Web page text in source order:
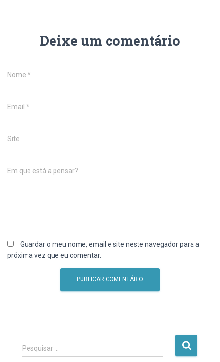
Deixe um comentário
Nome *
Email *
Site
Em que está a pensar?
Guardar o meu nome, email e site neste navegador para a
próxima vez que eu comentar.
P
e
Pesquisar …